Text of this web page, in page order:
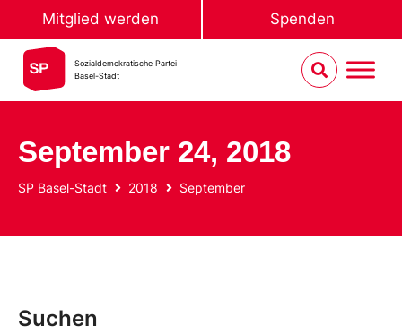
Mitglied werden Spenden
Sozialdemokratische Partei
Basel-Stadt
September 24, 2018
SP Basel-Stadt 2018 September
Suchen